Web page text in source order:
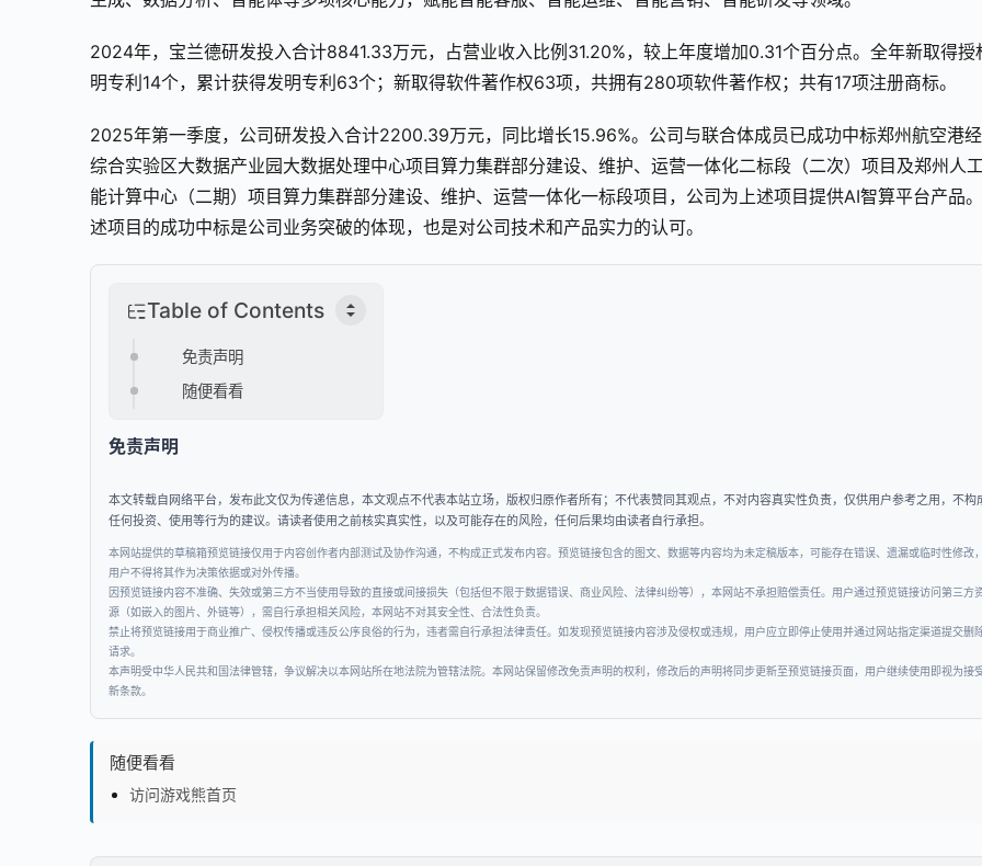
2024年，宝兰德研发投入合计8841.33万元，占营业收入比例31.20%，较上年度增加0.31个百分点。全年新取得授
明专利14个，累计获得发明专利63个；新取得软件著作权63项，共拥有280项软件著作权；共有17项注册商标。
2025年第一季度，公司研发投入合计2200.39万元，同比增长15.96%。公司与联合体成员已成功中标郑州航空港
综合实验区大数据产业园大数据处理中心项目算力集群部分建设、维护、运营一体化二标段（二次）项目及郑州人
能计算中心（二期）项目算力集群部分建设、维护、运营一体化一标段项目，公司为上述项目提供AI智算平台产品
述项目的成功中标是公司业务突破的体现，也是对公司技术和产品实力的认可。
Table of Contents
免责声明
随便看看
免责声明
本文转载自网络平台，发布此文仅为传递信息，本文观点不代表本站立场，版权归原作者所有；不代表赞同其观点，不对内容真实性负责，仅供用户参考之用，不构
任何投资、使用等行为的建议。请读者使用之前核实真实性，以及可能存在的风险，任何后果均由读者自行承担。
本网站提供的草稿箱预览链接仅用于内容创作者内部测试及协作沟通，不构成正式发布内容。预览链接包含的图文、数据等内容均为未定稿版本，可能存在错误、遗漏或临时性修改，
用户不得将其作为决策依据或对外传播。
因预览链接内容不准确、失效或第三方不当使用导致的直接或间接损失（包括但不限于数据错误、商业风险、法律纠纷等），本网站不承担赔偿责任。用户通过预览链接访问第三方
源（如嵌入的图片、外链等），需自行承担相关风险，本网站不对其安全性、合法性负责。
禁止将预览链接用于商业推广、侵权传播或违反公序良俗的行为，违者需自行承担法律责任。如发现预览链接内容涉及侵权或违规，用户应立即停止使用并通过网站指定渠道提交删
请求。
本声明受中华人民共和国法律管辖，争议解决以本网站所在地法院为管辖法院。本网站保留修改免责声明的权利，修改后的声明将同步更新至预览链接页面，用户继续使用即视为接
新条款。
随便看看
访问游戏熊首页